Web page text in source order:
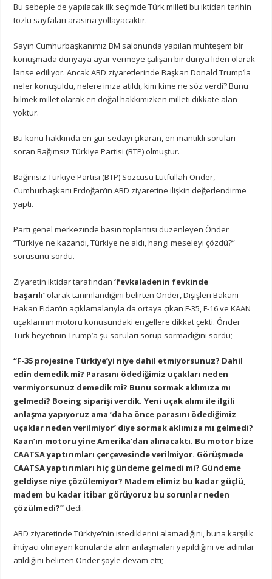
Bu sebeple de yapılacak ilk seçimde Türk milleti bu iktidarı tarihin
tozlu sayfaları arasına yollayacaktır.
Sayın Cumhurbaşkanımız BM salonunda yapılan muhteşem bir
konuşmada dünyaya ayar vermeye çalışan bir dünya lideri olarak
lanse ediliyor. Ancak ABD ziyaretlerinde Başkan Donald Trump’la
neler konuşuldu, nelere imza atıldı, kim kime ne söz verdi? Bunu
bilmek millet olarak en doğal hakkımızken milleti dikkate alan
yoktur.
Bu konu hakkında en gür sedayı çıkaran, en mantıklı soruları
soran Bağımsız Türkiye Partisi (BTP) olmuştur.
Bağımsız Türkiye Partisi (BTP) Sözcüsü Lütfullah Önder,
Cumhurbaşkanı Erdoğan’ın ABD ziyaretine ilişkin değerlendirme
yaptı.
Parti genel merkezinde basın toplantısı düzenleyen Önder
“Türkiye ne kazandı, Türkiye ne aldı, hangi meseleyi çözdü?”
sorusunu sordu.
Ziyaretin iktidar tarafından‘fevkaladenin fevkinde
başarılı’ olarak tanımlandığını belirten Önder, Dışişleri Bakanı
Hakan Fidan’ın açıklamalarıyla da ortaya çıkan F-35, F-16 ve KAAN
uçaklarının motoru konusundaki engellere dikkat çekti. Önder
Türk heyetinin Trump’a şu soruları sorup sormadığını sordu;
“F-35 projesine Türkiye’yi niye dahil etmiyorsunuz? Dahil
edin demedik mi? Parasını ödediğimiz uçakları neden
vermiyorsunuz demedik mi? Bunu sormak aklımıza mı
gelmedi? Boeing siparişi verdik. Yeni uçak alımı ile ilgili
anlaşma yapıyoruz ama ‘daha önce parasını ödediğimiz
uçaklar neden verilmiyor’ diye sormak aklımıza mı gelmedi?
Kaan’ın motoru yine Amerika’dan alınacaktı. Bu motor bize
CAATSA yaptırımları çerçevesinde verilmiyor. Görüşmede
CAATSA yaptırımları hiç gündeme gelmedi mi? Gündeme
geldiyse niye çözülemiyor? Madem elimiz bu kadar güçlü,
madem bu kadar itibar görüyoruz bu sorunlar neden
çözülmedi?” dedi.
ABD ziyaretinde Türkiye’nin istediklerini alamadığını, buna karşılık
ihtiyacı olmayan konularda alım anlaşmaları yapıldığını ve adımlar
atıldığını belirten Önder şöyle devam etti;